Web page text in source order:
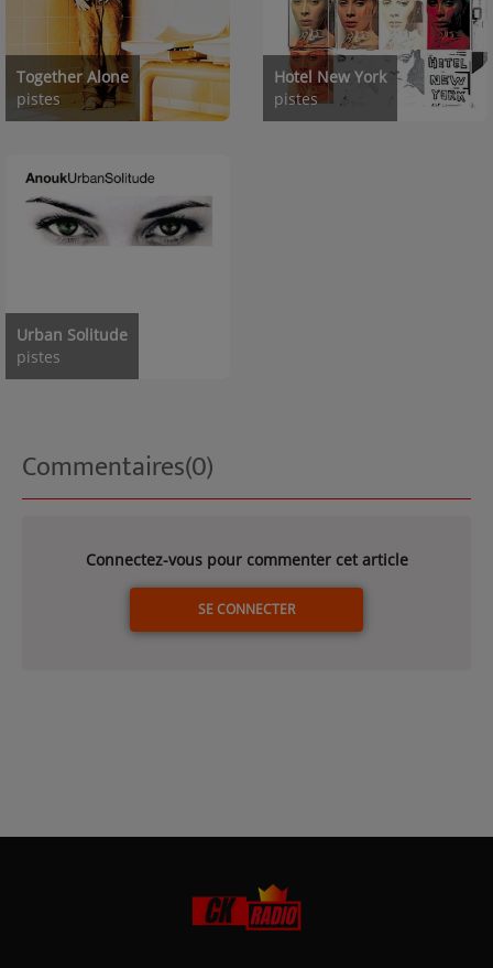
Together Alone
pistes
Hotel New York
pistes
Urban Solitude
pistes
Commentaires(0)
Connectez-vous pour commenter cet article
SE CONNECTER